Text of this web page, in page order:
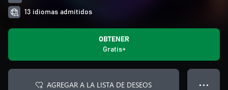
13 idiomas admitidos
OBTENER
Gratis+
AGREGAR A LA LISTA DE DESEOS ● ● ●